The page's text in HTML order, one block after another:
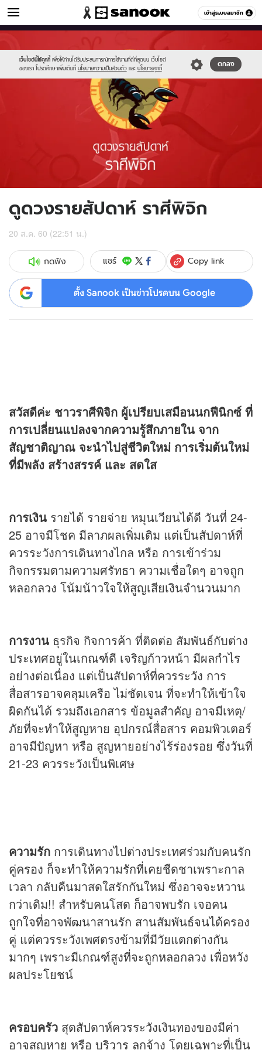
เข้าสู่ระบบสมาชิก
ดูดวง หมวดอื่นๆ
เว็บไซต์นี้ใช้คุกกี้ เพื่อให้ท่านได้รับประสบการณ์การใช้งานที่ดีที่สุดบน เว็บไซต์
ของเรา โปรดศึกษาเพิ่มเติมที่ นโยบายความเป็นส่วนตัว และ นโยบายคุกกี้
ตกลง
new-
sanook.png
//s.isanook.com/ho/0/ud/fxd/week/08_scorpio.jpg
ดูดวงรายสัปดาห์ ราศีพิจิก
20 ส.ค. 60 (22:51 น.)
กดฟัง แชร์ Copy link
ตั้ง Sanook เป็นข่าวโปรดบน Google
สวัสดีค่ะ ชาวราศีพิจิก ผู้เปรียบเสมือนนกฟีนิกซ์ ที่
การเปลี่ยนแปลงจากความรู้สึกภายใน จาก
สัญชาติญาณ จะนำไปสู่ชีวิตใหม่ การเริ่มต้นใหม่
ที่มีพลัง สร้างสรรค์ และ สดใส
การเงิน รายได้ รายจ่าย หมุนเวียนได้ดี วันที่ 24-
25 อาจมีโชค มีลาภผลเพิ่มเติม แต่เป็นสัปดาห์ที่
ควรระวังการเดินทางไกล หรือ การเข้าร่วม
กิจกรรมตามความศรัทธา ความเชื่อใดๆ อาจถูก
หลอกลวง โน้มน้าวใจให้สูญเสียเงินจำนวนมาก
การงาน ธุรกิจ กิจการค้า ที่ติดต่อ สัมพันธ์กับต่าง
ประเทศอยู่ในเกณฑ์ดี เจริญก้าวหน้า มีผลกำไร
อย่างต่อเนื่อง แต่เป็นสัปดาห์ที่ควรระวัง การ
สื่อสารอาจคลุมเครือ ไม่ชัดเจน ที่จะทำให้เข้าใจ
ผิดกันได้ รวมถึงเอกสาร ข้อมูลสำคัญ อาจมีเหตุ/
ภัยที่จะทำให้สูญหาย อุปกรณ์สื่อสาร คอมพิวเตอร์
อาจมีปัญหา หรือ สูญหายอย่างไร้ร่องรอย ซึ่งวันที่
21-23 ควรระวังเป็นพิเศษ
ความรัก การเดินทางไปต่างประเทศร่วมกับคนรัก
คู่ครอง ก็จะทำให้ความรักที่เคยชืดชาเพราะกาล
เวลา กลับคืนมาสดใสรักกันใหม่ ซึ่งอาจจะหวาน
กว่าเดิม!! สำหรับคนโสด ก็อาจพบรัก เจอคน
ถูกใจที่อาจพัฒนาสานรัก สานสัมพันธ์จนได้ครอง
คู่ แต่ควรระวังเพศตรงข้ามที่มีวัยแตกต่างกัน
มากๆ เพราะมีเกณฑ์สูงที่จะถูกหลอกลวง เพื่อหวัง
ผลประโยชน์
ครอบครัว สุดสัปดาห์ควรระวังเงินทองของมีค่า
อาจสูญหาย หรือ บริวาร ลูกจ้าง โดยเฉพาะที่เป็น